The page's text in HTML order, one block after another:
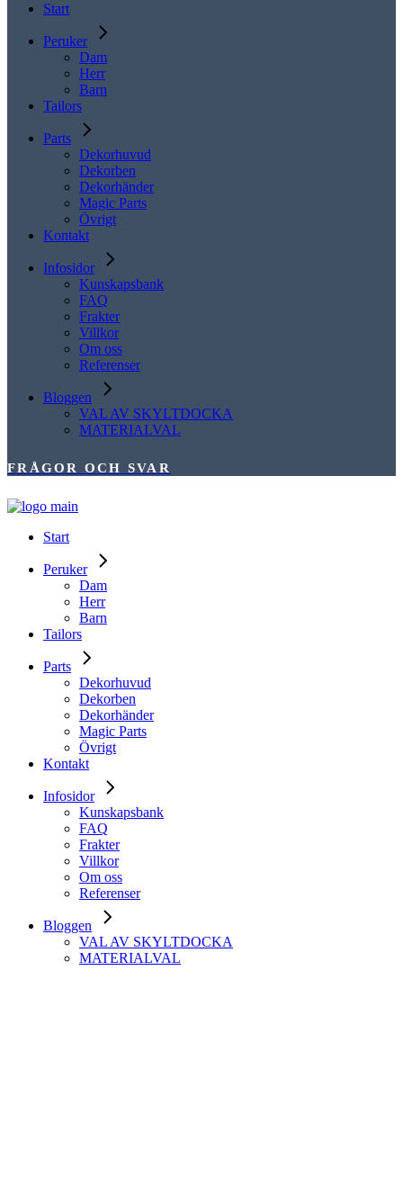
Start
Peruker
Dam
Herr
Barn
Tailors
Parts
Dekorhuvud
Dekorben
Dekorhänder
Magic Parts
Övrigt
Kontakt
Infosidor
Kunskapsbank
FAQ
Frakter
Villkor
Om oss
Referenser
Bloggen
VAL AV SKYLTDOCKA
MATERIALVAL
FRÅGOR OCH SVAR
Start
Peruker
Dam
Herr
Barn
Tailors
Parts
Dekorhuvud
Dekorben
Dekorhänder
Magic Parts
Övrigt
Kontakt
Infosidor
Kunskapsbank
FAQ
Frakter
Villkor
Om oss
Referenser
Bloggen
VAL AV SKYLTDOCKA
MATERIALVAL